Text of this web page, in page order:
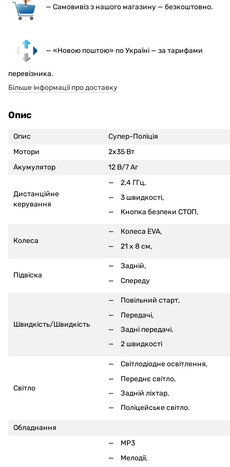
— Самовивіз з нашого магазину — безкоштовно.
— «Новою поштою» по Україні — за тарифами
перевізника.
Більше інформації про доставку
Опис
Опис
Супер-Поліція
Мотори
2x35 Вт
Акумулятор
12 В/7 Аг
Дистанційне
керування
2,4 ГГц,
3 швидкості,
Кнопка безпеки СТОП,
Колеса
Колеса EVA,
21 x 8 см,
Підвіска
Задній,
Спереду
Швидкість/Швидкість
Повільний старт,
Передачі,
Задні передачі,
2 швидкості
Світло
Світлодіодне освітлення,
Переднє світло,
Задній ліхтар,
Поліцейське світло.
Обладнання
MP3
Мелодії,